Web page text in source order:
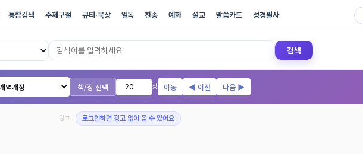
통합검색 주제구절 큐티·묵상 일독 찬송 예화 설교 말씀카드 성경필사
역본 온라인 성경 검색
책/장 선택 장 이동 ◀ 이전 다음 ▶
광고 로그인하면 광고 없이 볼 수 있어요